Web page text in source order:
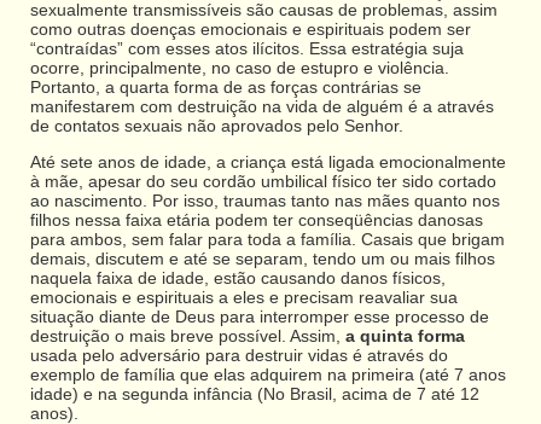
sexualmente transmissíveis são causas de problemas, assim
como outras doenças emocionais e espirituais podem ser
“contraídas” com esses atos ilícitos. Essa estratégia suja
ocorre, principalmente, no caso de estupro e violência.
Portanto, a quarta forma de as forças contrárias se
manifestarem com destruição na vida de alguém é a através
de contatos sexuais não aprovados pelo Senhor.
Até sete anos de idade, a criança está ligada emocionalmente
à mãe, apesar do seu cordão umbilical físico ter sido cortado
ao nascimento. Por isso, traumas tanto nas mães quanto nos
filhos nessa faixa etária podem ter conseqüências danosas
para ambos, sem falar para toda a família. Casais que brigam
demais, discutem e até se separam, tendo um ou mais filhos
naquela faixa de idade, estão causando danos físicos,
emocionais e espirituais a eles e precisam reavaliar sua
situação diante de Deus para interromper esse processo de
destruição o mais breve possível. Assim, a quinta forma
usada pelo adversário para destruir vidas é através do
exemplo de família que elas adquirem na primeira (até 7 anos
idade) e na segunda infância (No Brasil, acima de 7 até 12
anos).